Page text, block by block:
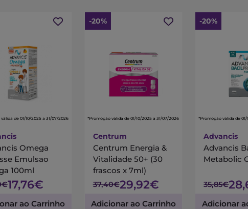
de 01/10/2025 a 31/07/2026
Omega
Emulsao
100ml
17,76€
ao Carrinho
-20%
*Promoção válida de 01/10/2025 a 31/07/2026
Centrum
Centrum Energia &
Vitalidade 50+ (30
frascos x 7ml)
37,40€29,92€
Adicionar ao Carrinho
-20%
*Promoção válida de
Advancis
Advancis
Metabolic
35,85€
Adicionar